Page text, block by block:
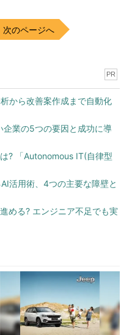
次のページへ
PR
から改善案作成まで自動化
企業の5つの要因と成功に導
? 「Autonomous IT(自律型
活用術、4つの主要な障壁と
める? エンジニア不足でも実